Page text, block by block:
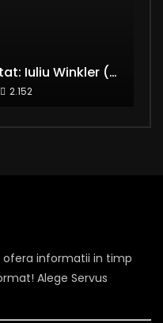
SPUNE CE CREZI | Invitat: Iuliu Winkler (europarlamentar UDMR – Grupul PPE)
2.152
ofera informatii in timp
Alege Servus